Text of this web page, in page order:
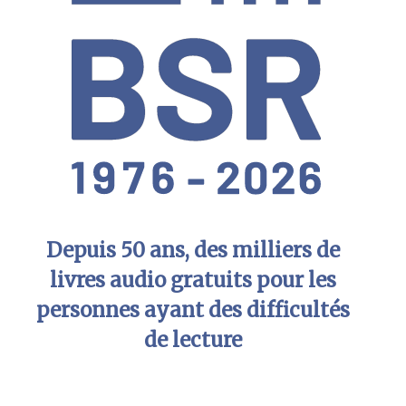
Depuis 50 ans, des milliers de
livres audio gratuits pour les
personnes ayant des difficultés
de lecture